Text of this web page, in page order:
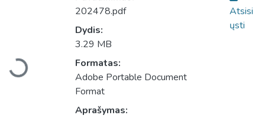
Įkeliama...
202478.pdf
Dydis:
3.29 MB
Formatas:
Adobe Portable Document
Format
Aprašymas:
Atsisi
ųsti